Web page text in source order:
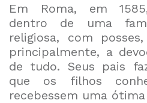
Em Roma, em
dentro de uma
religiosa, com
principalmente, a
de tudo. Seus pais
que os filhos
recebessem uma